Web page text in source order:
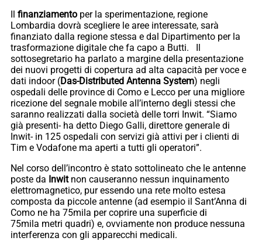
Il finanziamento per la sperimentazione, regione
Lombardia dovrà scegliere le aree interessate, sarà
finanziato dalla regione stessa e dal Dipartimento per la
trasformazione digitale che fa capo a Butti. Il
sottosegretario ha parlato a margine della presentazione
dei nuovi progetti di copertura ad alta capacità per voce e
dati indoor (Das-Distributed Antenna System) negli
ospedali delle province di Como e Lecco per una migliore
ricezione del segnale mobile all’interno degli stessi che
saranno realizzati dalla società delle torri Inwit. “Siamo
già presenti- ha detto Diego Galli, direttore generale di
Inwit- in 125 ospedali con servizi già attivi per i clienti di
Tim e Vodafone ma aperti a tutti gli operatori”.
Nel corso dell’incontro è stato sottolineato che le antenne
poste da Inwitnon causeranno nessun inquinamento
elettromagnetico, pur essendo una rete molto estesa
composta da piccole antenne (ad esempio il Sant’Anna di
Como ne ha 75mila per coprire una superficie di
75mila metri quadri) e, ovviamente non produce nessuna
interferenza con gli apparecchi medicali.